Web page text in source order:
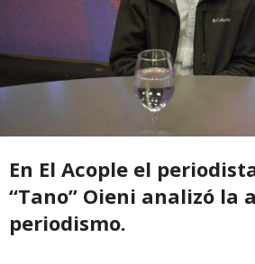
En El Acople el
“Tano” Oieni analizó la
periodismo.